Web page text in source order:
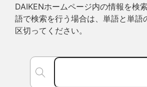
DAIKENホームページ内の情報を検
語で検索を行う場合は、単語と単語
区切ってください。